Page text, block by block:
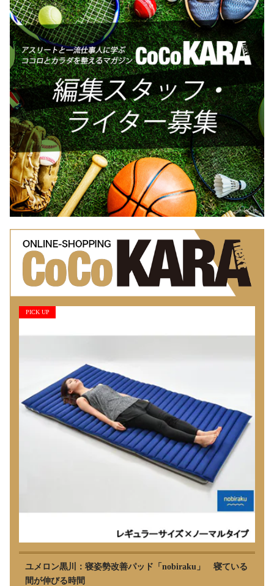
PICK UP
ユメロン黒川：寝姿勢改善パッド「nobiraku」 寝ている
間が伸びる時間